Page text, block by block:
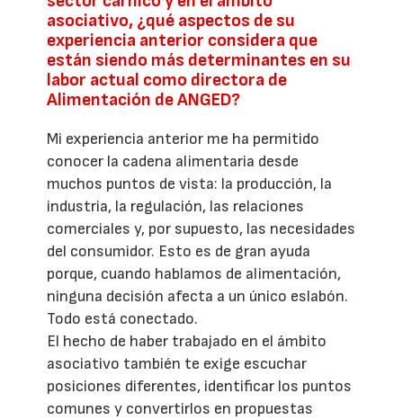
asociativo, ¿qué aspectos de su
experiencia anterior considera que
están siendo más determinantes en su
labor actual como directora de
Alimentación de ANGED?
Mi experiencia anterior me ha permitido
conocer la cadena alimentaria desde
muchos puntos de vista: la producción, la
industria, la regulación, las relaciones
comerciales y, por supuesto, las necesidades
del consumidor. Esto es de gran ayuda
porque, cuando hablamos de alimentación,
ninguna decisión afecta a un único eslabón.
Todo está conectado.
El hecho de haber trabajado en el ámbito
asociativo también te exige escuchar
posiciones diferentes, identificar los puntos
comunes y convertirlos en propuestas